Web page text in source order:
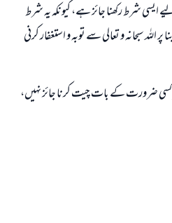
شرط ركھنا جائز ہے، كيونكہ يہ شرط
سبحانہ و تعالى سے توبہ و استغفار كرنى
كسى ضرورت كے بات چيت كرنا جائز نہيں،